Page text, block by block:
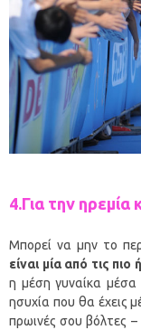
4.Για την ηρεμία
Μπορεί να μην το
είναι μία από τις
η μέση γυναίκα
ησυχία που θα έχεις
πρωινές σου βόλτες